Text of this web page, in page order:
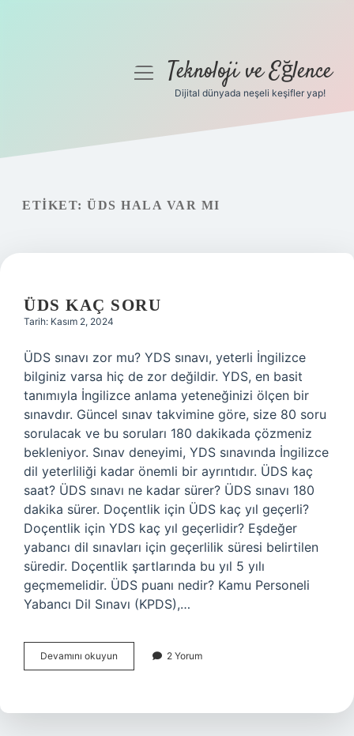
Gizlilik Politikası
menüyüTeknoloji ve Eğlence
Dijital dünyada neşeli keşifler yap!
ETIKET: ÜDS HALA VAR MI
ÜDS KAÇ SORU
Tarih: Kasım 2, 2024
ÜDS sınavı zor mu? YDS sınavı, yeterli İngilizce
bilginiz varsa hiç de zor değildir. YDS, en basit
tanımıyla İngilizce anlama yeteneğinizi ölçen bir
sınavdır. Güncel sınav takvimine göre, size 80 soru
sorulacak ve bu soruları 180 dakikada çözmeniz
bekleniyor. Sınav deneyimi, YDS sınavında İngilizce
dil yeterliliği kadar önemli bir ayrıntıdır. ÜDS kaç
saat? ÜDS sınavı ne kadar sürer? ÜDS sınavı 180
dakika sürer. Doçentlik için ÜDS kaç yıl geçerli?
Doçentlik için YDS kaç yıl geçerlidir? Eşdeğer
yabancı dil sınavları için geçerlilik süresi belirtilen
süredir. Doçentlik şartlarında bu yıl 5 yılı
geçmemelidir. ÜDS puanı nedir? Kamu Personeli
Yabancı Dil Sınavı (KPDS),…
Devamını okuyun
Kaç
2 Yorum